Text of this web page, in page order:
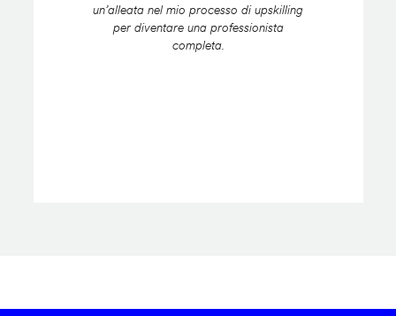
un’alleata nel mio processo di upskilling
per diventare una professionista
completa.